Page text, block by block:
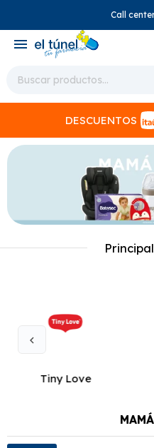
Call
menu
DESCUENTOS
Tiny Love
close